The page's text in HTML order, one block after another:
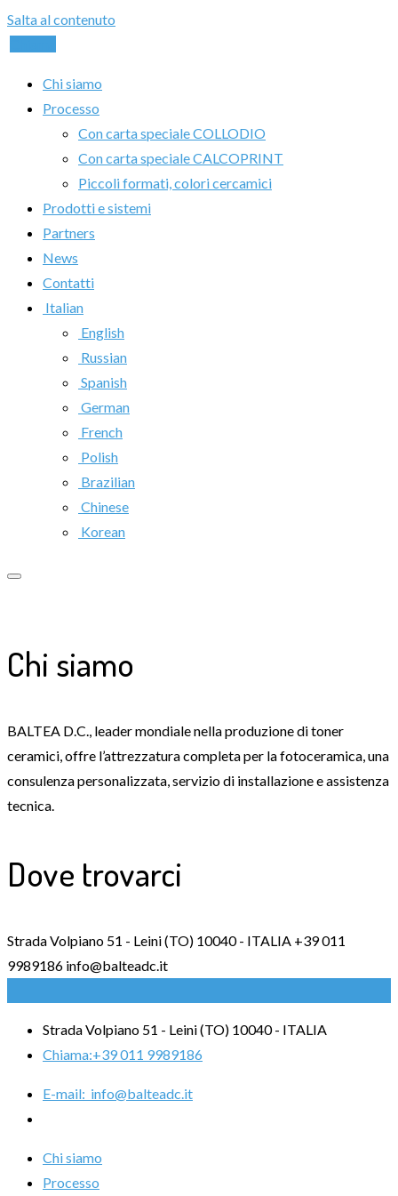
Salta al contenuto
Chi siamo
Processo
Con carta speciale COLLODIO
Con carta speciale CALCOPRINT
Piccoli formati, colori cercamici
Prodotti e sistemi
Partners
News
Contatti
Italian
English
Russian
Spanish
German
French
Polish
Brazilian
Chinese
Korean
Chi siamo
BALTEA D.C., leader mondiale nella produzione di toner
ceramici, offre l’attrezzatura completa per la fotoceramica, una
consulenza personalizzata, servizio di installazione e assistenza
tecnica.
Dove trovarci
Strada Volpiano 51 - Leini (TO) 10040 - ITALIA +39 011
9989186 info@balteadc.it
Strada Volpiano 51 - Leini (TO) 10040 - ITALIA
Chiama:+39 011 9989186
E-mail: info@balteadc.it
Chi siamo
Processo